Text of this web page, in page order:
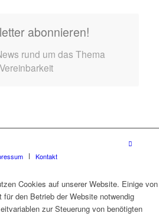
abonnieren!
rund um das Thema
Vereinbarkeit
Kontakt
Cookies auf unserer Website. Einige von
den Betrieb der Website notwendig
zur Steuerung von benötigten